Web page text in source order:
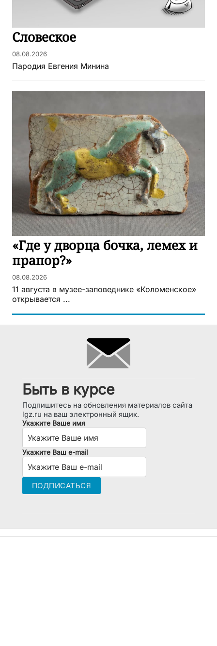
Словеское
08.08.2026
Пародия Евгения Минина
«Где у дворца бочка, лемех и
прапор?»
08.08.2026
11 августа в музее-заповеднике «Коломенское»
открывается ...
Быть в курсе
Подпишитесь на обновления материалов сайта
lgz.ru на ваш электронный ящик.
Укажите Ваше имя
Укажите Ваш e-mail